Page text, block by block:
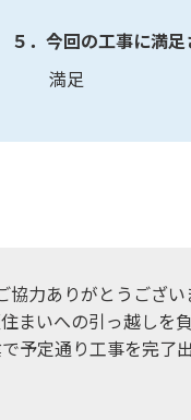
５．今回の工事に満
満足
力ありがとうござい
まいへの引っ越しを
予定通り工事を完了